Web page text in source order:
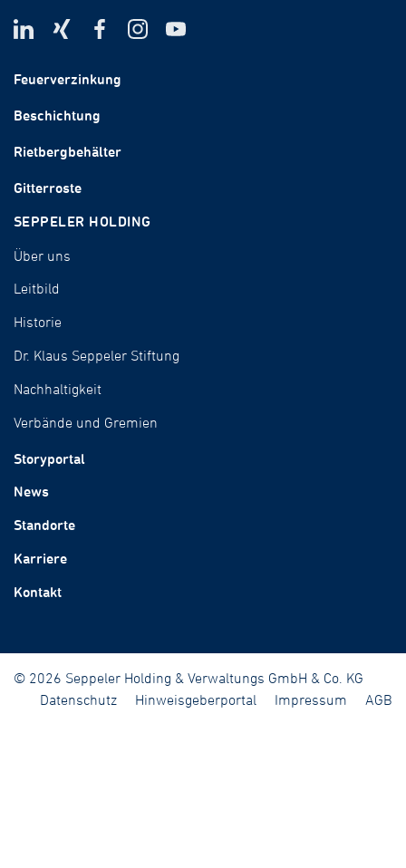
Feuerverzinkung
Beschichtung
Rietbergbehälter
Gitterroste
SEPPELER HOLDING
Über uns
Leitbild
Historie
Dr. Klaus Seppeler Stiftung
Nachhaltigkeit
Verbände und Gremien
Storyportal
News
Standorte
Karriere
Kontakt
© 2026 Seppeler Holding & Verwaltungs GmbH & Co. KG
Datenschutz
Hinweisgeberportal Impressum AGB